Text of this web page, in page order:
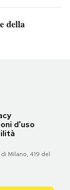
della
d'uso
Milano, 419 del